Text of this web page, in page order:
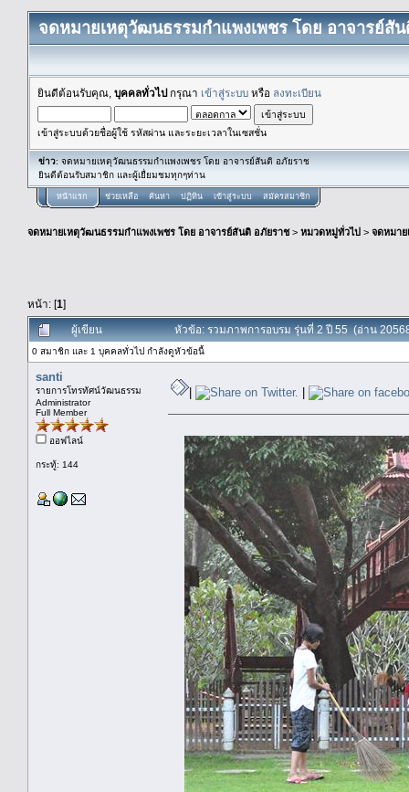
จดหมายเหตุวัฒนธรรมกำแพงเพชร โดย อาจารย์สั
ยินดีต้อนรับคุณ, บุคคลทั่วไปกรุณา เข้าสู่ระบบ หรือ ลงทะเบียน
เข้าสู่ระบบด้วยชื่อผู้ใช้ รหัสผ่าน และระยะเวลาในเซสชั่น
ข่าว: จดหมายเหตุวัฒนธรรมกำแพงเพชร โดย อาจารย์สันติ อภัยราช
ยินดีต้อนรับสมาชิก และผู้เยื่ยมชมทุกๆท่าน
หน้าแรก ช่วยเหลือ ค้นหา ปฏิทิน เข้าสู่ระบบ สมัครสมาชิก
จดหมายเหตุวัฒนธรรมกำแพงเพชร โดย อาจารย์สันติ อภัยราช> หมวดหมู่ทั่วไป > จดหมา
หน้า: [1]
ผู้เขียน หัวข้อ: รวมภาพการอบรม รุ่นที่ 2 ปี 55 (อ่าน
0 สมาชิก และ 1 บุคคลทั่วไป กำลังดูหัวข้อนี้
santi
รายการโทรทัศน์วัฒนธรรม
Administrator
Full Member
ออฟไลน์
กระทู้: 144
| |